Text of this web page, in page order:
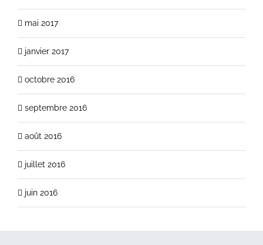
mai 2017
janvier 2017
octobre 2016
septembre 2016
août 2016
juillet 2016
juin 2016